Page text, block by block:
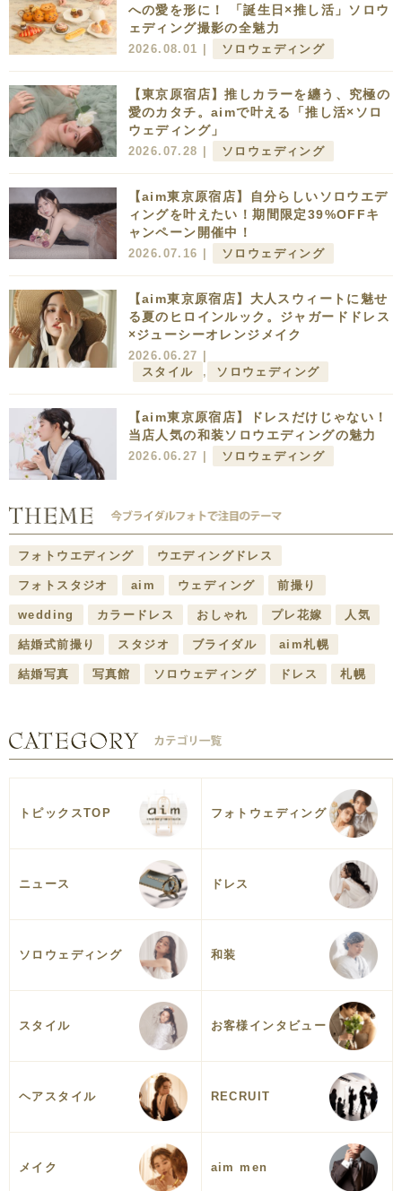
への愛を形に！ 「誕生日×推し活」ソロウ
ェディング撮影の全魅力
2026.08.01 | ソロウェディング
【東京原宿店】推しカラーを纏う、究極の
愛のカタチ。aimで叶える「推し活×ソロ
ウェディング」
2026.07.28 | ソロウェディング
【aim東京原宿店】自分らしいソロウエデ
ィングを叶えたい！期間限定39%OFFキ
ャンペーン開催中！
2026.07.16 | ソロウェディング
【aim東京原宿店】大人スウィートに魅せ
る夏のヒロインルック。ジャガードドレス
×ジューシーオレンジメイク
2026.06.27 |
スタイル
, ソロウェディング
【aim東京原宿店】ドレスだけじゃない！
当店人気の和装ソロウエディングの魅力
2026.06.27 | ソロウェディング
フォトウエディング ウエディングドレス
フォトスタジオ aim ウェディング 前撮り
wedding カラードレス おしゃれ プレ花嫁 人気
結婚式前撮り スタジオ ブライダル aim札幌
結婚写真 写真館 ソロウェディング ドレス 札幌
トピックスTOP フォトウェディング
ニュース ドレス
ソロウェディング 和装
スタイル お客様インタビュー
ヘアスタイル RECRUIT
メイク aim men